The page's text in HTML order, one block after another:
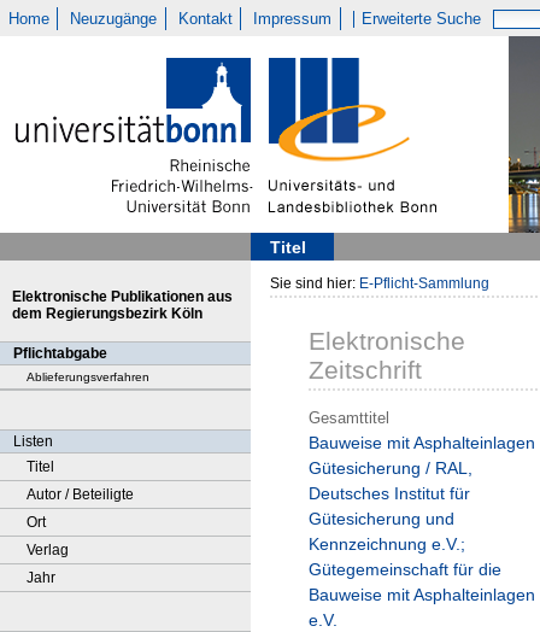
Home Neuzugänge Kontakt Impressum Erweiterte Suche
Titel
Elektronische Publikationen aus
dem Regierungsbezirk Köln
Pflichtabgabe
Ablieferungsverfahren
Listen
Titel
Autor / Beteiligte
Ort
Verlag
Jahr
Sie sind hier: E-Pflicht-Sammlung
Elektronische
Zeitschrift
Gesamttitel
Bauweise mit Asphalteinlagen
Gütesicherung / RAL,
Deutsches Institut für
Gütesicherung und
Kennzeichnung e.V.;
Gütegemeinschaft für die
Bauweise mit Asphalteinlagen
e.V.